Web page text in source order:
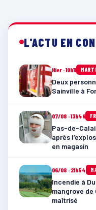
L'ACTU EN
Hier · 10h11
Deux
Sainville à
07/08 · 13h46
Pas-de-
après
en magasin
06/08 · 21h54
Incendie à
mangrove
maîtrisé